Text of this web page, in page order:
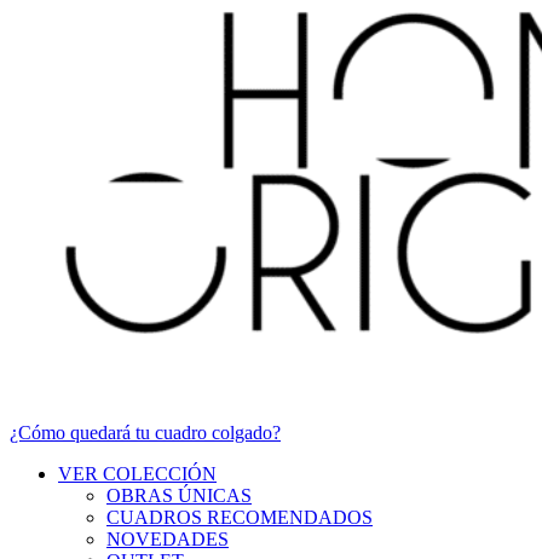
¿Cómo quedará tu cuadro colgado?
VER COLECCIÓN
OBRAS ÚNICAS
CUADROS RECOMENDADOS
NOVEDADES